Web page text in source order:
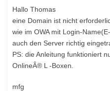
Hallo Thomas
eine Domain ist nicht
wie im OWA mit Login-
auch den Server richtig
PS: die Anleitung funktioniert
OnlineÂ® L -Boxen.
mfg